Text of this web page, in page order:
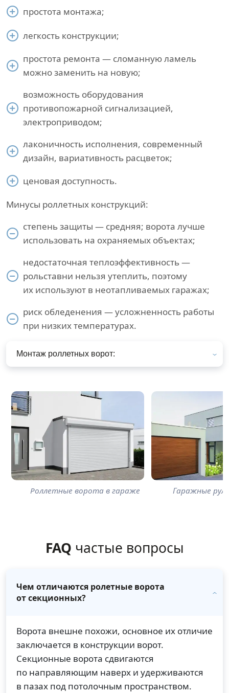
простота монтажа;
легкость конструкции;
простота ремонта — сломанную ламель
можно заменить на новую;
возможность оборудования
противопожарной сигнализацией,
электроприводом;
лаконичность исполнения, современный
дизайн, вариативность расцветок;
ценовая доступность.
Минусы роллетных конструкций:
степень защиты — средняя; ворота лучше
использовать на охраняемых объектах;
недостаточная теплоэффективность —
рольставни нельзя утеплить, поэтому
их используют в неотапливаемых гаражах;
риск обледенения — усложненность работы
при низких температурах.
Монтаж роллетных ворот:
Роллетные ворота в гараже Гаражные
FAQ частые вопросы
Чем отличаются ролетные ворота
от секционных?
Ворота внешне похожи, основное их отличие
заключается в конструкции ворот.
Секционные ворота сдвигаются
по направляющим наверх и удерживаются
в пазах под потолочным пространством.